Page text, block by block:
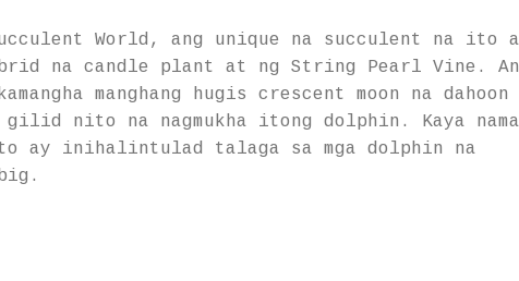
World, ang unique na succulent na ito
na candle plant at ng String Pearl Vine.
manghang hugis crescent moon na dahoon
nito na nagmukha itong dolphin. Kaya
ay inihalintulad talaga sa mga dolphin na